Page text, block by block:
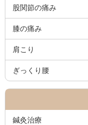
股関節の痛み
膝の痛み
肩こり
ぎっくり腰
鍼灸治療